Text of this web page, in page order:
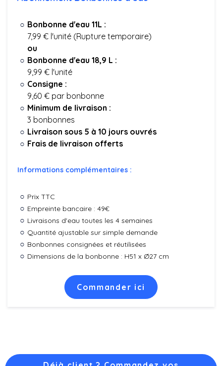
Bonbonne d'eau 11L :
7,99 € l'unité (Rupture temporaire)
ou
Bonbonne d'eau 18,9 L :
9,99 € l'unité
Consigne :
9,60 € par bonbonne
Minimum de livraison :
3 bonbonnes
Livraison sous 5 à 10 jours ouvrés
Frais de livraison offerts
Informations complémentaires :
Prix TTC
Empreinte bancaire : 49€
Livraisons d'eau toutes les 4 semaines
Quantité ajustable sur simple demande
Bonbonnes consignées et réutilisées
Dimensions de la bonbonne : H51 x Ø27 cm
Commander ici